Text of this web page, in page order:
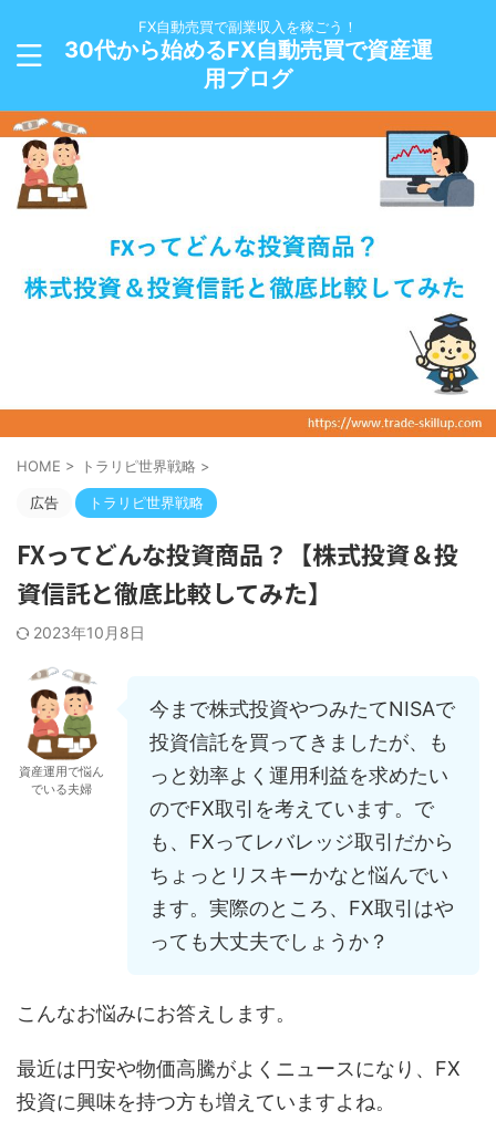
FX自動売買で副業収入を稼ごう！
30代から始めるFX自動売買で資産運
用ブログ
HOME > トラリピ世界戦略 >
広告 トラリピ世界戦略
FXってどんな投資商品？【株式投資＆投
資信託と徹底比較してみた】
2023年10月8日
資産運用で悩ん
でいる夫婦
今まで株式投資やつみたてNISAで
投資信託を買ってきましたが、も
っと効率よく運用利益を求めたい
のでFX取引を考えています。で
も、FXってレバレッジ取引だから
ちょっとリスキーかなと悩んでい
ます。実際のところ、FX取引はや
っても大丈夫でしょうか？
こんなお悩みにお答えします。
最近は円安や物価高騰がよくニュースになり、FX
投資に興味を持つ方も増えていますよね。